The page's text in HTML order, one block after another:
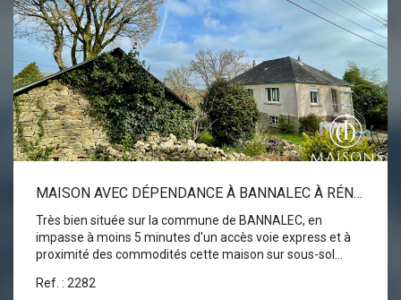
MAISON AVEC DÉPENDANCE À BANNALEC À RÉNOVER
Très bien située sur la commune de BANNALEC, en
impasse à moins 5 minutes d'un accès voie express et à
proximité des commodités cette maison sur sous-sol
aménager au rez de chaussée et sur dalle béton. Une
Ref. : 2282